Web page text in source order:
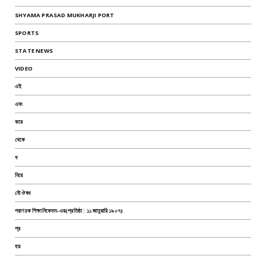
SHYAMA PRASAD MUKHARJI PORT
SPORTS
STATE NEWS
VIDEO
এই
এবং
করে
থেকে
ধ
নিয়ে
নৌ ঔষধ
পরাণচক শিক্ষানিকেতন-এর(প্রতিষ্ঠা : ১১ জানুয়ারি ১৯০৭)
প্র
হয়